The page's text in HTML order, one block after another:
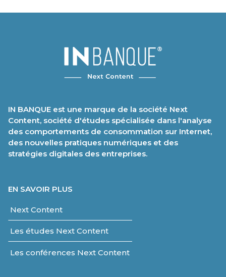
IN BANQUE est une marque de la société Next
Content, société d'études spécialisée dans l'analyse
des comportements de consommation sur Internet,
des nouvelles pratiques numériques et des
stratégies digitales des entreprises.
EN SAVOIR PLUS
Next Content
Les études Next Content
Les conférences Next Content